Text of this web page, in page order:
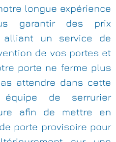
longue expérience
garantir des prix
un service de
de vos portes et
porte ne ferme plus
attendre dans cette
de serrurier
afin de mettre en
porte provisoire pour